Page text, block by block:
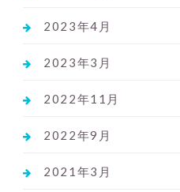
2023年4月
2023年3月
2022年11月
2022年9月
2021年3月